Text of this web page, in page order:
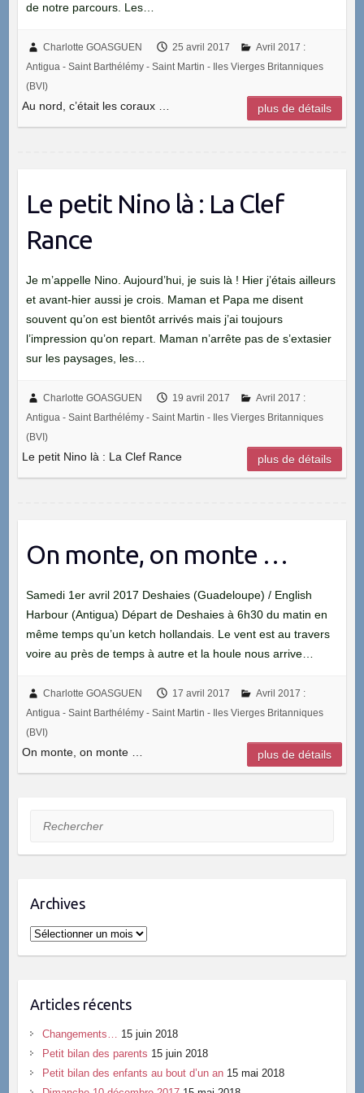
de notre parcours. Les…
Charlotte GOASGUEN 25 avril 2017
Avril 2017 :
Antigua - Saint Barthélémy - Saint Martin - Iles Vierges Britanniques
(BVI)
Au nord, c’était les coraux … plus de détails
Le petit Nino là : La Clef
Rance
Je m’appelle Nino. Aujourd’hui, je suis là ! Hier j’étais ailleurs
et avant-hier aussi je crois. Maman et Papa me disent
souvent qu’on est bientôt arrivés mais j’ai toujours
l’impression qu’on repart. Maman n’arrête pas de s’extasier
sur les paysages, les…
Charlotte GOASGUEN 19 avril 2017
Avril 2017 :
Antigua - Saint Barthélémy - Saint Martin - Iles Vierges Britanniques
(BVI)
Le petit Nino là : La Clef Rance plus de détails
On monte, on monte …
Samedi 1er avril 2017 Deshaies (Guadeloupe) / English
Harbour (Antigua) Départ de Deshaies à 6h30 du matin en
même temps qu’un ketch hollandais. Le vent est au travers
voire au près de temps à autre et la houle nous arrive…
Charlotte GOASGUEN 17 avril 2017
Avril 2017 :
Antigua - Saint Barthélémy - Saint Martin - Iles Vierges Britanniques
(BVI)
On monte, on monte … plus de détails
Rechercher
Archives
Archives
Articles récents
Changements… 15 juin 2018
Petit bilan des parents 15 juin 2018
Petit bilan des enfants au bout d’un an 15 mai 2018